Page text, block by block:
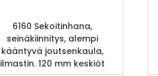
6160 Sekoitinhana,
seinäkiinnitys, alempi
kääntyvä joutsenkaula,
ilmastin. 120 mm keskiöt